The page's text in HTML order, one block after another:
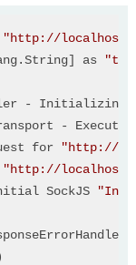
"http://
as
-
for "http://
"http://
SockJS "Info"